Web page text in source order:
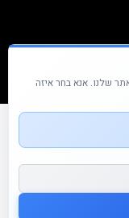
שלנו. אנא בחר איזה